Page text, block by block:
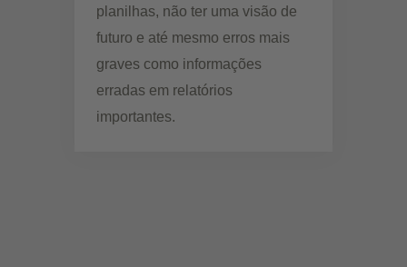
planilhas, não ter uma visão de
futuro e até mesmo erros mais
graves como informações
erradas em relatórios
importantes.